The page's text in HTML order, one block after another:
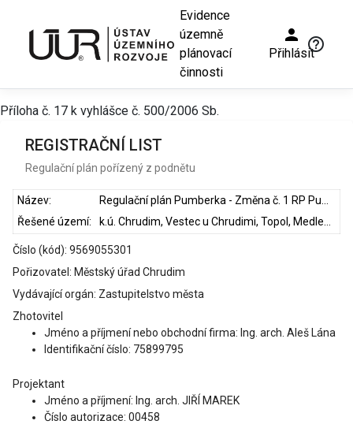
Evidence
územně
plánovací
činnosti
person
Přihlásithelp_outline
Příloha č. 17 k vyhlášce č. 500/2006 Sb.
REGISTRAČNÍ LIST
Regulační plán pořízený z podnětu
Název:
Řešené území:
Číslo (kód): 9569055301
Pořizovatel: Městský úřad Chrudim
Vydávající orgán: Zastupitelstvo města
Zhotovitel
Jméno a příjmení nebo obchodní firma: Ing. arch. Aleš Lána
Identifikační číslo: 75899795
Projektant
Jméno a příjmení: Ing. arch. JIŘÍ MAREK
Číslo autorizace: 00458